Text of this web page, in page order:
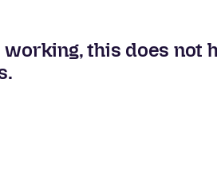
working, this does not